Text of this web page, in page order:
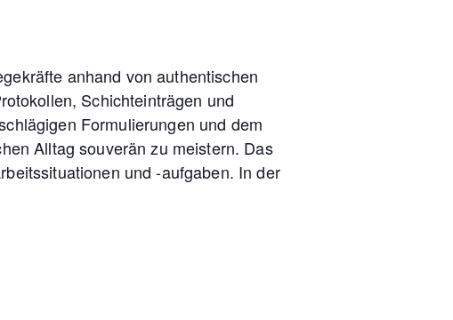
anhand von authentischen
Schichteinträgen und
Formulierungen und dem
Alltag souverän zu meistern. Das
und -aufgaben. In der